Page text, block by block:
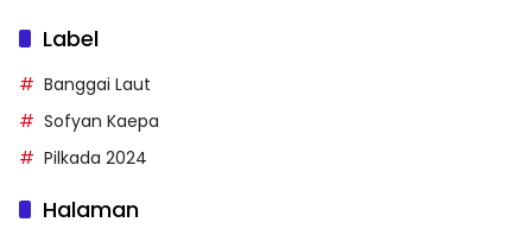
Label
Banggai Laut
Sofyan Kaepa
Pilkada 2024
Halaman